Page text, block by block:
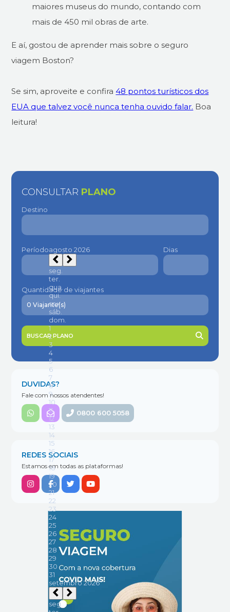
maiores museus do mundo, contando com
mais de 450 mil obras de arte.
E aí, gostou de aprender mais sobre o seguro
viagem Boston?
Se sim, aproveite e confira48 pontos turísticos dos
EUA que talvez você nunca tenha ouvido falar. Boa
leitura!
CONSULTAR PLANO
Destino
Período Dias
Quantidade de viajantes
BUSCAR PLANO
DUVIDAS?
Fale com nossos atendentes!
0800 600 5058
REDES SOCIAIS
Estamos em todas as plataformas!